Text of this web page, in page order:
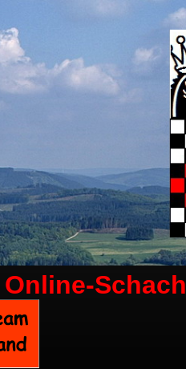
Schach